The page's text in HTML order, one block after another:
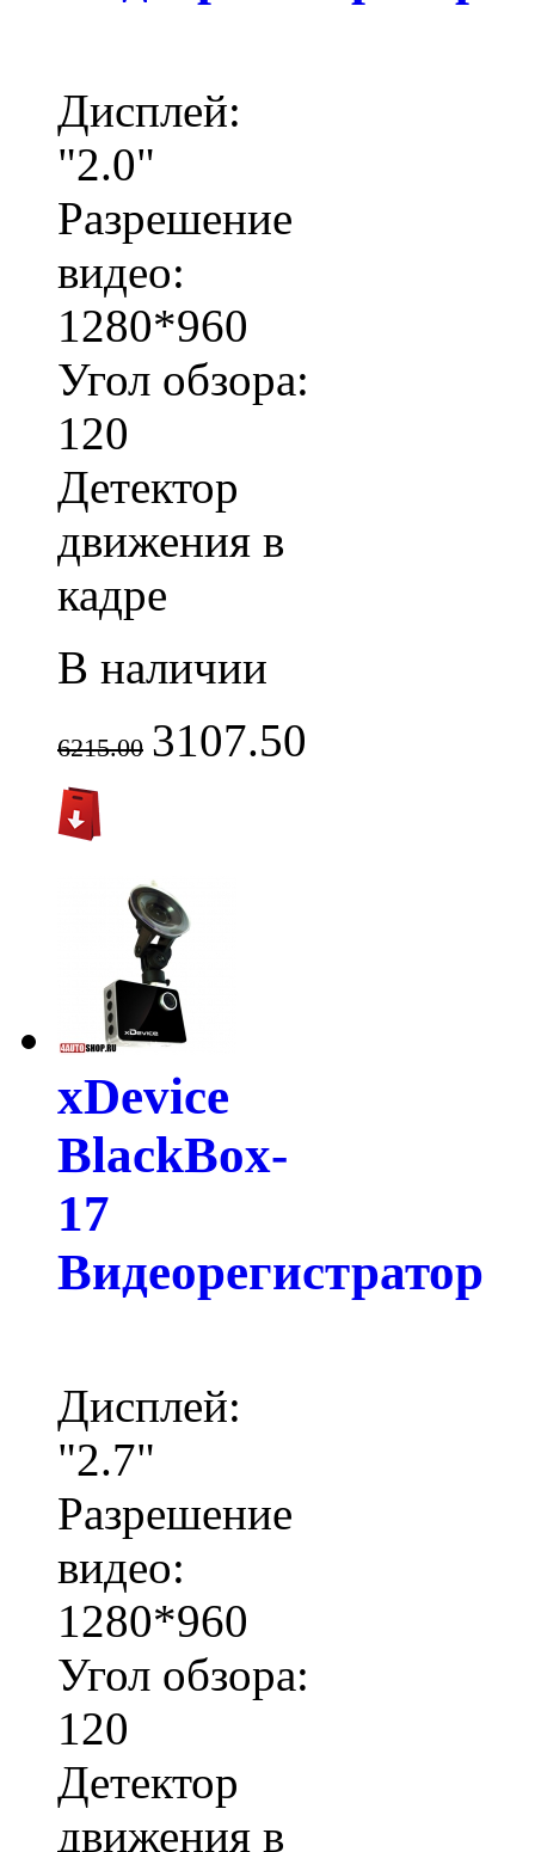
Дисплей:
"2.0"
Разрешение
видео:
1280*960
Угол обзора:
120
Детектор
движения в
кадре
В наличии
6215.00 3107.50
xDevice
BlackBox-
17
Видеорегистратор
Дисплей:
"2.7"
Разрешение
видео:
1280*960
Угол обзора:
120
Детектор
движения в